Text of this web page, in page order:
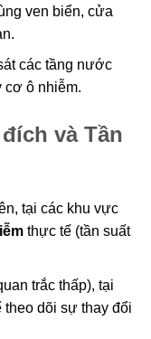
ven biển, cửa
các tầng nước
cơ ô nhiễm.
và Tần
tại các khu vực
thực tế (tần suất
trắc thấp), tại
theo dõi sự thay đổi